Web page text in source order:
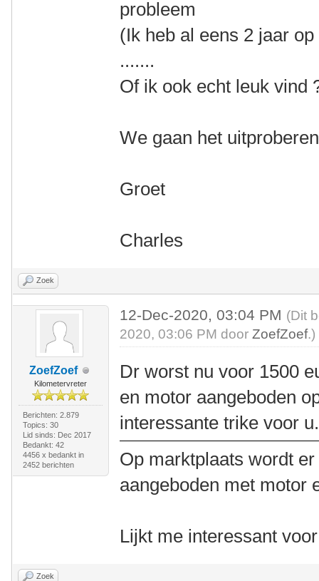
probleem
(Ik heb al eens 2 jaar
.......
Of ik ook echt leuk vind
We gaan het uitproberen
Groet
Charles
Zoek
ZoefZoef
Kilometervreter
Berichten: 2.879
Topics: 30
Lid sinds: Dec 2017
Bedankt: 42
4456 x bedankt in
2452 berichten
12-Dec-2020, 03:04 PM (Dit
2020, 03:06 PM doorZoefZoef.)
Dr worst nu voor 1500
en motor aangeboden
interessante trike voor u.
Op marktplaats wordt
aangeboden met motor
Lijkt me interessant
Zoek